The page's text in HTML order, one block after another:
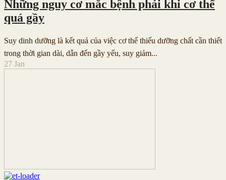
Những nguy cơ mắc bệnh phải khi cơ thể
quá gầy
Suy dinh dưỡng là kết quả của việc cơ thể thiếu dưỡng chất cần thiết
trong thời gian dài, dẫn đến gầy yếu, suy giảm...
27 Jan